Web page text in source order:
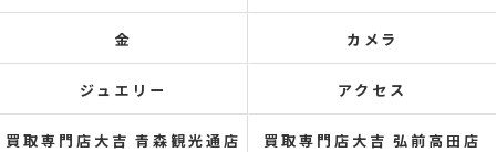
金 カメラ
ジュエリー アクセス
買取専門店大吉 青森観光通店 買取専門店大吉 弘前高田店